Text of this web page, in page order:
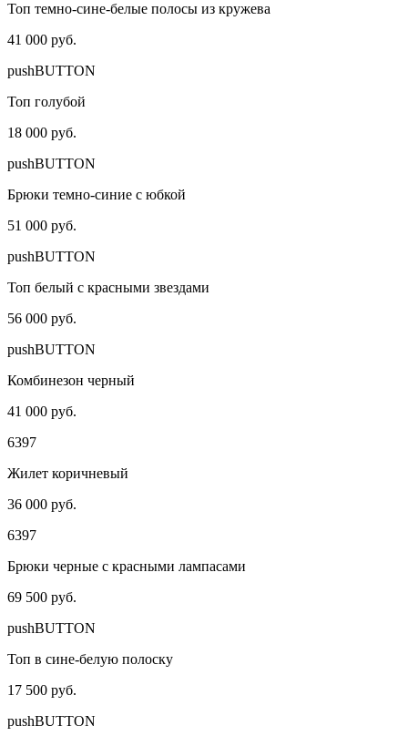
Топ темно-сине-белые полосы из кружева
41 000 руб.
pushBUTTON
Топ голубой
18 000 руб.
pushBUTTON
Брюки темно-синие с юбкой
51 000 руб.
pushBUTTON
Топ белый с красными звездами
56 000 руб.
pushBUTTON
Комбинезон черный
41 000 руб.
6397
Жилет коричневый
36 000 руб.
6397
Брюки черные с красными лампасами
69 500 руб.
pushBUTTON
Топ в сине-белую полоску
17 500 руб.
pushBUTTON